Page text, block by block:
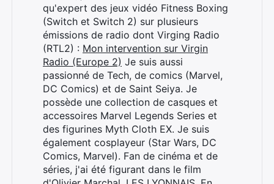
qu'expert des jeux vidéo Fitness Boxing
(Switch et Switch 2) sur plusieurs
émissions de radio dont Virging Radio
(RTL2) : Mon intervention sur Virgin
Radio (Europe 2) Je suis aussi
passionné de Tech, de comics (Marvel,
DC Comics) et de Saint Seiya. Je
possède une collection de casques et
accessoires Marvel Legends Series et
des figurines Myth Cloth EX. Je suis
également cosplayeur (Star Wars, DC
Comics, Marvel). Fan de cinéma et de
séries, j'ai été figurant dans le film